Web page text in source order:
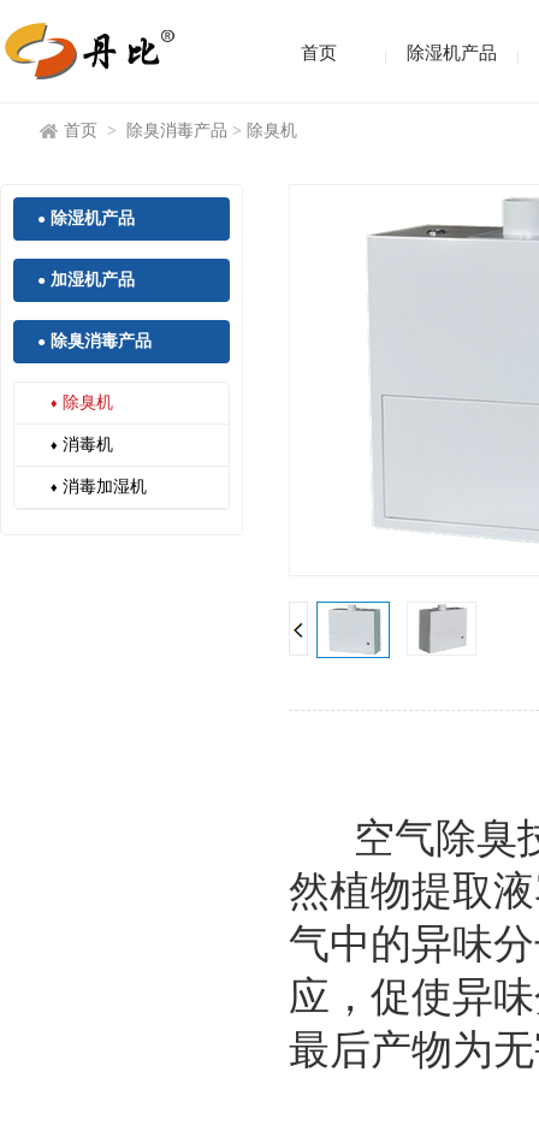
首页 除湿机产品
首页 > 除臭消毒产品 > 除臭机
● 除湿机产品
● 加湿机产品
● 除臭消毒产品
♦ 除臭机
♦ 消毒机
♦ 消毒加湿机
空气除臭
然植物提取
气中的异味
应，促使异
最后产物为